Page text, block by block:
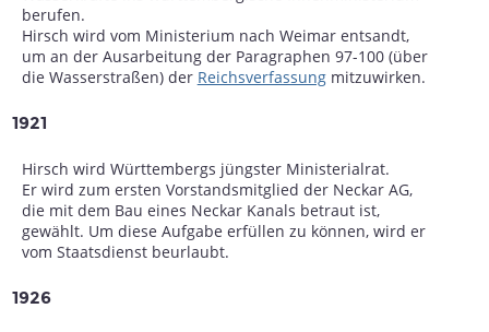
berufen.
Hirsch wird vom Ministerium nach Weimar entsandt,
um an der Ausarbeitung der Paragraphen 97-100 (über
die Wasserstraßen) der Reichsverfassungmitzuwirken.
1921
Hirsch wird Württembergs jüngster Ministerialrat.
Er wird zum ersten Vorstandsmitglied der Neckar AG,
die mit dem Bau eines Neckar Kanals betraut ist,
gewählt. Um diese Aufgabe erfüllen zu können, wird er
vom Staatsdienst beurlaubt.
1926